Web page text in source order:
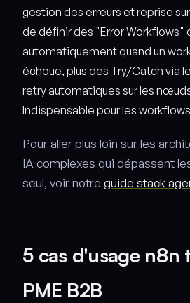
gestion des erreurs et reprise
de définir des "Error Workflows"
automatiquement quand un
échoue, plus des Try/Catch via
retry automatiques sur les
Indispensable pour les
Pour aller plus loin sur les
IA complexes qui dépassent
seul, voir notre guide stack
5 cas d'usage n8n
PME B2B